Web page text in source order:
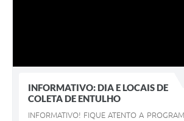
Serviços ao Cidadão
Nota Fiscal Eletrônica
Compras Web
INFORMATIVO: DIA E LOCAIS DE
COLETA DE ENTULHO
INFORMATIVO! FIQUE ATENTO A